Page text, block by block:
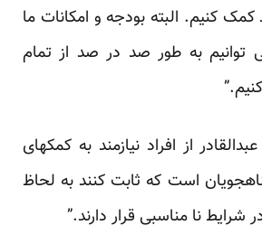
کنیم. البته بودجه و امکانات ما
به طور صد در صد از تمام
از افراد نیازمند به کمکهای
است که ثابت کنند به لحاظ
نا مناسبی قرار دارند.”